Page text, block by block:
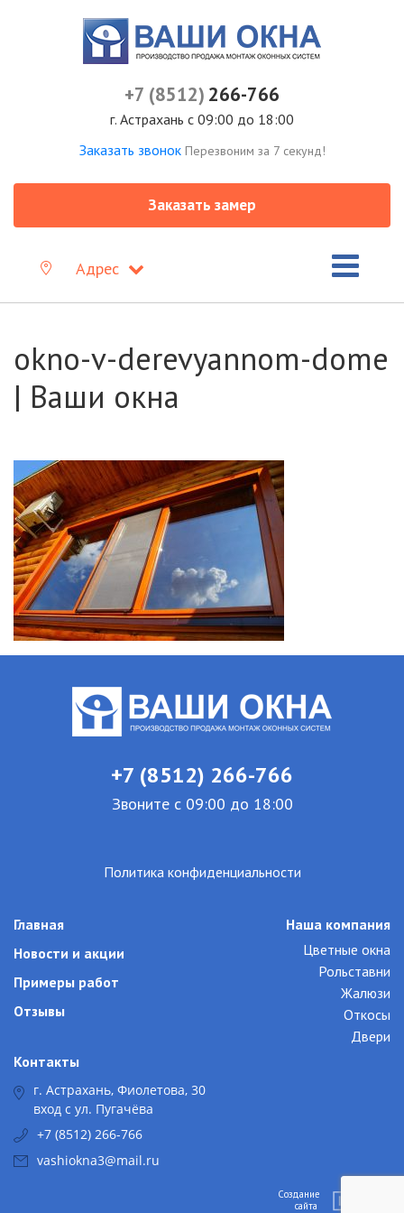
+7 (8512) 266-766
г. Астрахань с 09:00 до 18:00
Заказать звонок Перезвоним за 7 секунд!
Заказать замер
Адрес
okno-v-derevyannom-dome
| Ваши окна
+7 (8512) 266-766
Звоните с 09:00 до 18:00
Политика конфиденциальности
Главная
Новости и акции
Примеры работ
Отзывы
Наша компания
Цветные окна
Рольставни
Жалюзи
Откосы
Двери
Контакты
г. Астрахань, Фиолетова, 30
вход с ул. Пугачёва
+7 (8512) 266-766
vashiokna3@mail.ru
Создание
сайта